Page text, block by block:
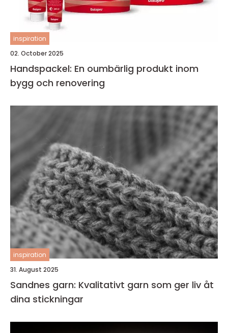
inspiration
02. October 2025
Handspackel: En oumbärlig produkt inom
bygg och renovering
inspiration
31. August 2025
Sandnes garn: Kvalitativt garn som ger liv åt
dina stickningar